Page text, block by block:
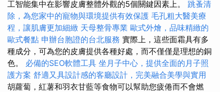
工智能集中在影響皮膚整體外觀的5個關鍵因素上。 跳蚤清
除，為您家中的寵物與環境提供有效保護 毛孔粗大醫美療
程，讓肌膚更加細緻 天母整骨專業 歐式外燴，品味精緻的
歐式餐點 申辦台胞證的台北服務 實際上，這些面霜具有多
種成分，可為您的皮膚提供各種好處，而不僅僅是理想的銅
色。 必備的SEO軟體工具 坐月子中心，提供全面的月子照
護方案 舒適又具設計感的客廳設計，完美融合美學與實用
胡蘿蔔，紅薯和羽衣甘藍等食物可以幫助您疲倦而不會燃